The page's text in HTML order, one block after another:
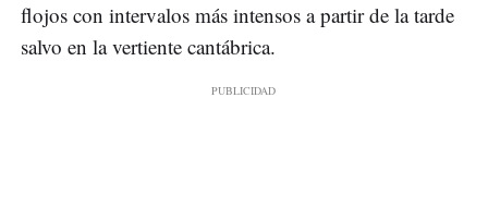
flojos con intervalos más intensos a partir de la tarde
salvo en la vertiente cantábrica.